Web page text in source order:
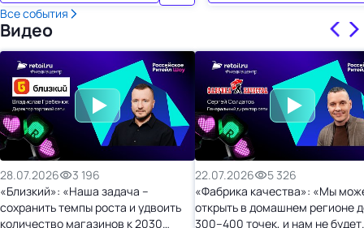
Все события
Видео
28.07.2026
3 196
«Близкий»: «Наша задача –
сохранить темпы роста и удвоить
количество магазинов к 2030
22.07.2026
5 326
«Фабрика качества»: «Мы
открыть в домашнем регионе
300–400 точек, и нам не будет